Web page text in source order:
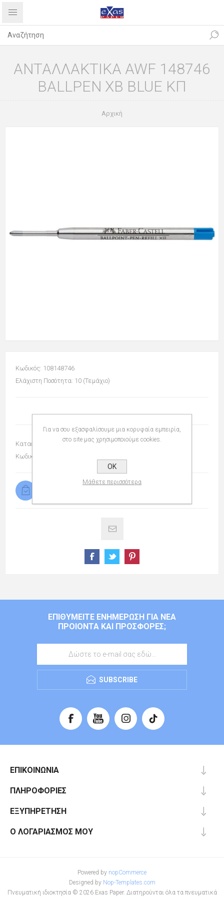
ΑΝΤΑΛΛΑΚΤΙΚΑ AWF 148746
BALLPEN XB BLUE ΚΠ
Αρχική
Κωδικός: 108148746
Ελάχιστη Ποσότητα: 10 (Τεμάχιο)
Κατασκευαστής: FABER AW
Κωδικός προϊόντος:
ΕΠΙΘΥΜΕΊΤΕ ΕΝΗΜΈΡΩΣΗ ΓΙΑ ΝΈΑ
ΠΡΟΙΌΝΤΑ ΚΑΙ ΠΡΟΣΦΟΡΈΣ;
SUBSCRIBE
ΕΠΙΚΟΙΝΩΝΊΑ
ΠΛΗΡΟΦΟΡΊΕΣ
ΕΞΥΠΗΡΈΤΗΣΗ
Ο ΛΟΓΑΡΙΑΣΜΌΣ ΜΟΥ
Powered by nopCommerce
Designed by Nop-Templates.com
Πνευματική ιδιοκτησία © 2026 Exas Paper. Διατηρούνται όλα τα πνευματικά
Για να σου εξασφαλίσουμε μια κορυφαία εμπειρία,
στο site μας χρησιμοποιούμε cookies.
OK
Μάθετε περισσότερα